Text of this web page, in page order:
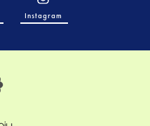
Instagram